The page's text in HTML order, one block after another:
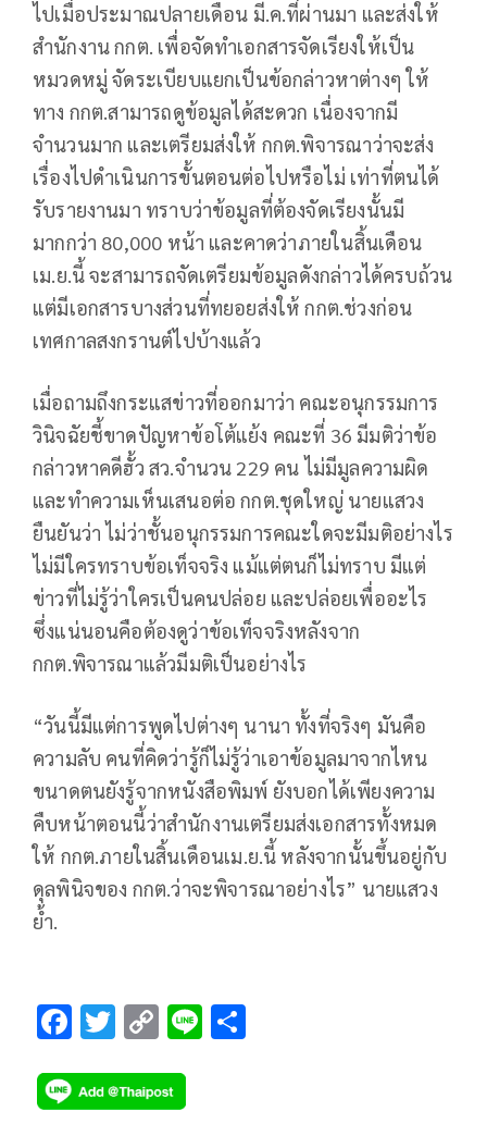
ไปเมื่อประมาณปลายเดือน มี.ค.ที่ผ่านมา และส่งให้
สำนักงาน กกต. เพื่อจัดทำเอกสารจัดเรียงให้เป็น
หมวดหมู่ จัดระเบียบแยกเป็นข้อกล่าวหาต่างๆ ให้
ทาง กกต.สามารถดูข้อมูลได้สะดวก เนื่องจากมี
จำนวนมาก และเตรียมส่งให้ กกต.พิจารณาว่าจะส่ง
เรื่องไปดำเนินการขั้นตอนต่อไปหรือไม่ เท่าที่ตนได้
รับรายงานมา ทราบว่าข้อมูลที่ต้องจัดเรียงนั้นมี
มากกว่า 80,000 หน้า และคาดว่าภายในสิ้นเดือน
เม.ย.นี้ จะสามารถจัดเตรียมข้อมูลดังกล่าวได้ครบถ้วน
แต่มีเอกสารบางส่วนที่ทยอยส่งให้ กกต.ช่วงก่อน
เทศกาลสงกรานต์ไปบ้างแล้ว
เมื่อถามถึงกระแสข่าวที่ออกมาว่า คณะอนุกรรมการ
วินิจฉัยชี้ขาดปัญหาข้อโต้แย้ง คณะที่ 36 มีมติว่าข้อ
กล่าวหาคดีฮั้ว สว.จำนวน 229 คน ไม่มีมูลความผิด
และทำความเห็นเสนอต่อ กกต.ชุดใหญ่ นายแสวง
ยืนยันว่า ไม่ว่าชั้นอนุกรรมการคณะใดจะมีมติอย่างไร
ไม่มีใครทราบข้อเท็จจริง แม้แต่ตนก็ไม่ทราบ มีแต่
ข่าวที่ไม่รู้ว่าใครเป็นคนปล่อย และปล่อยเพื่ออะไร
ซึ่งแน่นอนคือต้องดูว่าข้อเท็จจริงหลังจาก
กกต.พิจารณาแล้วมีมติเป็นอย่างไร
“วันนี้มีแต่การพูดไปต่างๆ นานา ทั้งที่จริงๆ มันคือ
ความลับ คนที่คิดว่ารู้ก็ไม่รู้ว่าเอาข้อมูลมาจากไหน
ขนาดตนยังรู้จากหนังสือพิมพ์ ยังบอกได้เพียงความ
คืบหน้าตอนนี้ว่าสำนักงานเตรียมส่งเอกสารทั้งหมด
ให้ กกต.ภายในสิ้นเดือนเม.ย.นี้ หลังจากนั้นขึ้นอยู่กับ
ดุลพินิจของ กกต.ว่าจะพิจารณาอย่างไร” นายแสวง
ย้ำ.
F
e
b
T
tt
er
C
p
y
Li